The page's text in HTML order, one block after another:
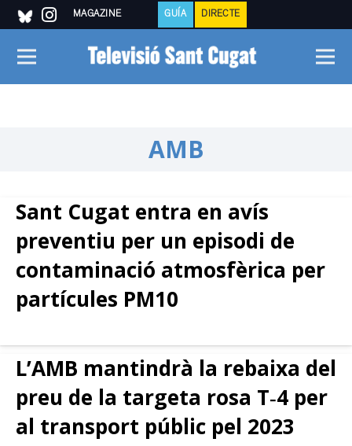
MAGAZINE GUÍA DIRECTE
AMB
Sant Cugat entra en avís
preventiu per un episodi de
contaminació atmosfèrica per
partícules PM10
L’AMB mantindrà la rebaixa del
preu de la targeta rosa T‑4 per
al transport públic pel 2023